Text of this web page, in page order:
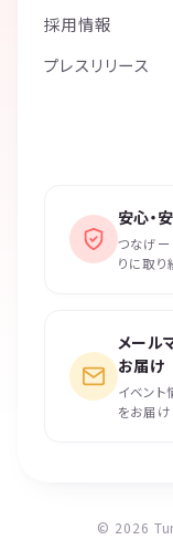
採用情報
プレスリリース
安心・
つなげー
りに取り
メール
お届け
イベント
をお届け
© 2026